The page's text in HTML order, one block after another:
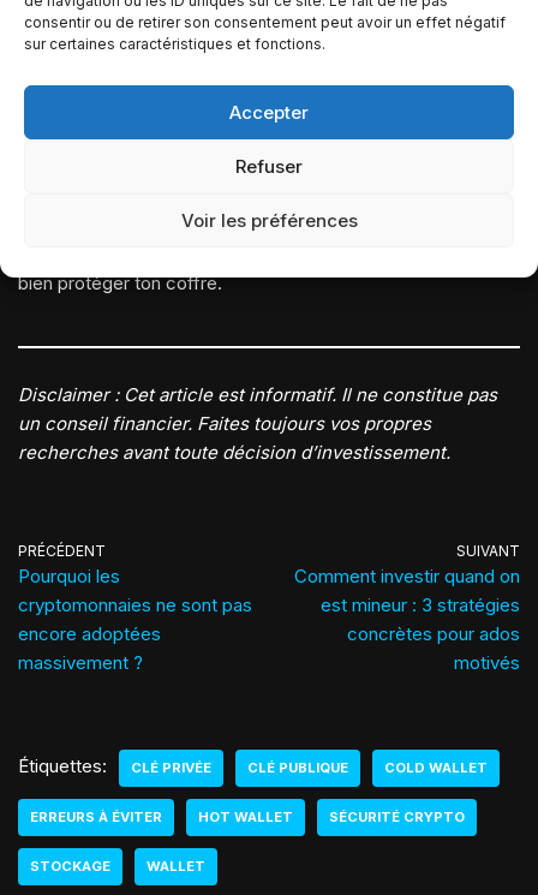
consentir ou de retirer son consentement peut avoir un effet négatif
sur certaines caractéristiques et fonctions.
Accepter
Refuser
Voir les préférences
En conclusion
Stocker ses cryptomonnaies, c’est gérer ses propres clés.
C’est ce qui fait la force de la crypto, mais aussi ce qui la
Prends le temps d’apprendre, de tester, de sécuriser.
bien protéger ton coffre.
Disclaimer : Cet article est informatif. Il ne constitue pas
un conseil financier. Faites toujours vos propres
recherches avant toute décision d’investissement.
PRÉCÉDENT
Pourquoi les
cryptomonnaies ne sont pas
encore adoptées
massivement ?
SUIVANT
Comment investir quand on
est mineur : 3 stratégies
concrètes pour ados
motivés
Étiquettes: CLÉ PRIVÉE CLÉ PUBLIQUE COLD WALLET
ERREURS À ÉVITER HOT WALLET SÉCURITÉ CRYPTO
STOCKAGE WALLET